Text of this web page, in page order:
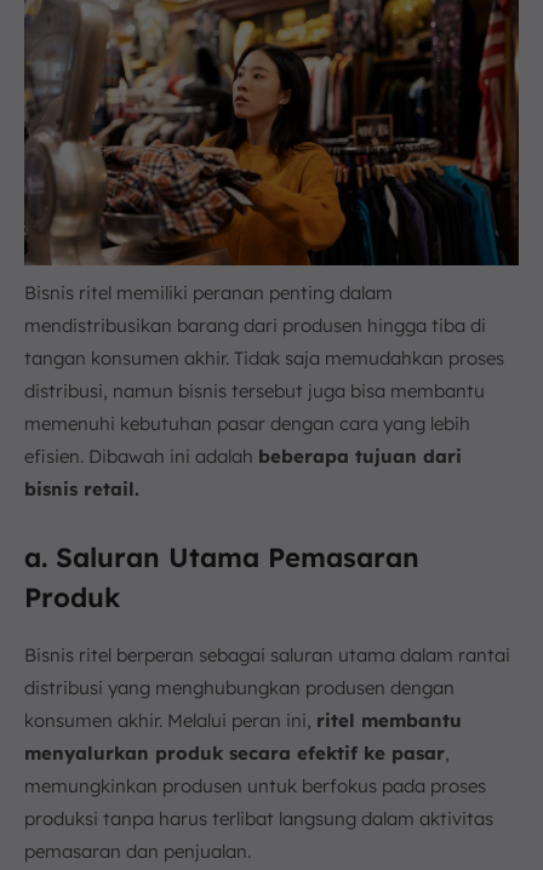
Bisnis ritel memiliki peranan penting dalam
mendistribusikan barang dari produsen hingga tiba di
tangan konsumen akhir. Tidak saja memudahkan proses
distribusi, namun bisnis tersebut juga bisa membantu
memenuhi kebutuhan pasar dengan cara yang lebih
efisien. Dibawah ini adalah beberapa tujuan dari
bisnis retail.
a. Saluran Utama Pemasaran
Produk
Bisnis ritel berperan sebagai saluran utama dalam rantai
distribusi yang menghubungkan produsen dengan
konsumen akhir. Melalui peran ini, ritel membantu
menyalurkan produk secara efektif ke pasar
memungkinkan produsen untuk berfokus pada proses
produksi tanpa harus terlibat langsung dalam aktivitas
pemasaran dan penjualan.